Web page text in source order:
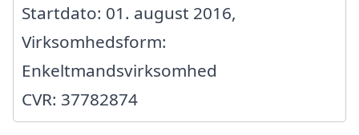
Startdato: 01. august 2016,
Virksomhedsform:
Enkeltmandsvirksomhed
CVR: 37782874